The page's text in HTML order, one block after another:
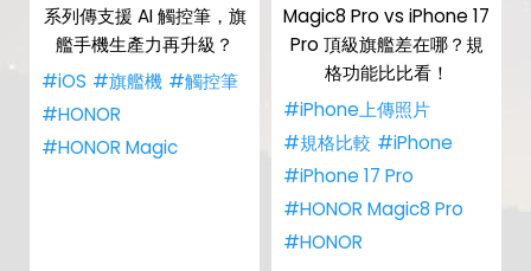
系列傳支援 AI 觸控筆，旗
艦手機生產力再升級？
#iOS #旗艦機 #觸控筆
#HONOR
#HONOR Magic
Magic8 Pro vs iPhone 17
Pro 頂級旗艦差在哪？規
格功能比比看！
#iPhone上傳照片
#規格比較 #iPhone
#iPhone 17 Pro
#HONOR Magic8 Pro
#HONOR